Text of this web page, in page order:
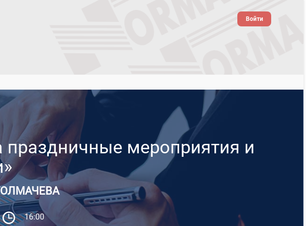
Войти
праздничные мероприятия и
16:00